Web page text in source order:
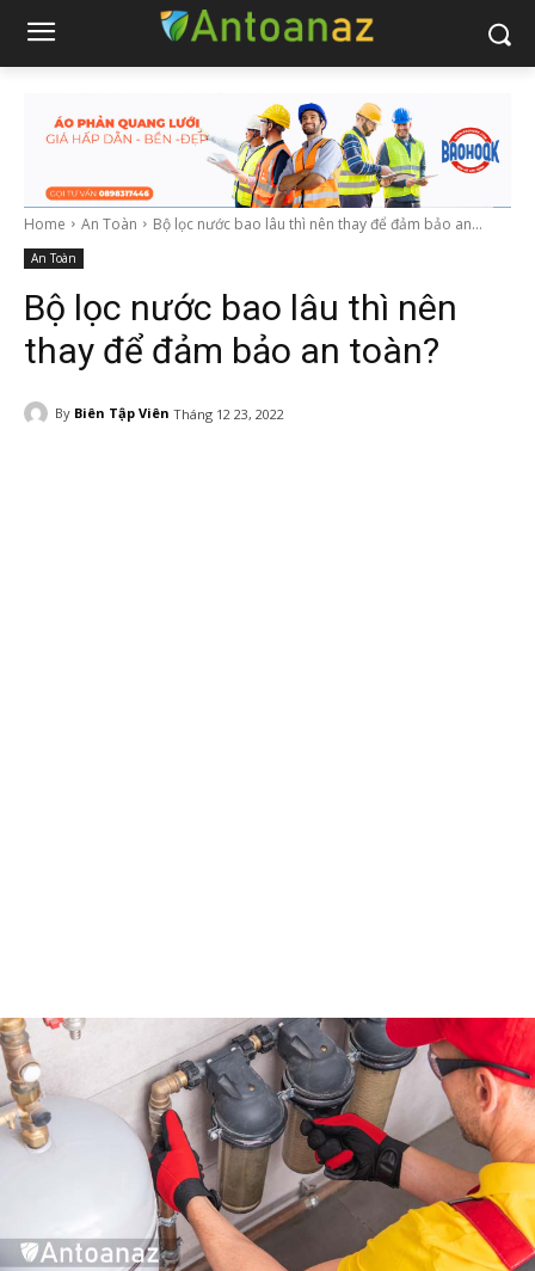
Home An Toàn Bộ lọc nước bao lâu thì nên thay để đảm bảo an...
An Toàn
Bộ lọc nước bao lâu thì nên
thay để đảm bảo an toàn?
By Biên Tập Viên Tháng 12 23, 2022